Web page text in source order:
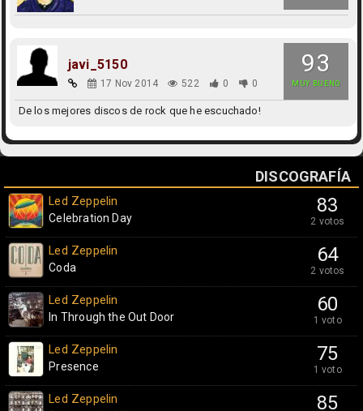
93
MUY BUENO
javi_5150
17 Nov 2014 522 0 0
De los mejores discos de rock que he escuchado!
DISCOGRAFÍA
83
2 votos
Led Zeppelin
Celebration Day
64
2 votos
Led Zeppelin
Coda
60
1 voto
Led Zeppelin
In Through the Out Door
75
1 voto
Led Zeppelin
Presence
85
Led Zeppelin